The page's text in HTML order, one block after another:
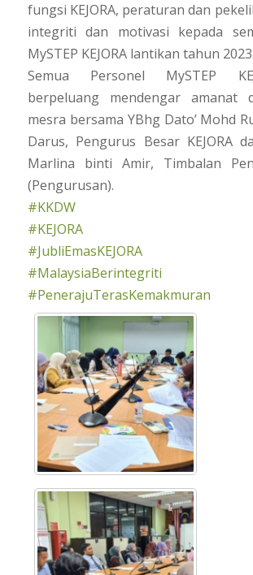
fungsi KEJORA, peraturan dan
integriti dan motivasi kepada
MySTEP KEJORA lantikan tahun 2023.
Semua Personel MySTEP
berpeluang mendengar amanat
mesra bersama YBhg Dato’ Mohd
Darus, Pengurus Besar KEJORA
Marlina binti Amir, Timbalan
(Pengurusan).
#KKDW
#KEJORA
#JubliEmasKEJORA
#MalaysiaBerintegriti
#PenerajuTerasKemakmuran